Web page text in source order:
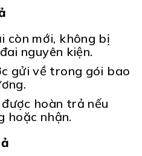
còn mới, không bị
nguyên kiện.
gửi về trong gói bao
hoàn trả nếu
hoặc nhận.